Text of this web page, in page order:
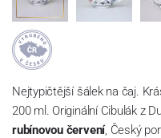
Nejtypičtější šálek na čaj.
200 ml. Originální Cibulák z
rubínovou červení, Český